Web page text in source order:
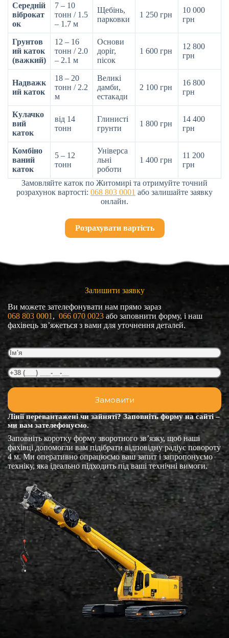
Середній
віброкат
ок
7 – 10
тонн / 1.5
– 1.7 м
Щебінь,
парковки
1 250 грн
10 000
грн
Грунтов
ий каток
(важкий)
12 – 16
тонн / 2.0
– 2.1 м
Основи
доріг,
пісок
1 600 грн
12 800
грн
Надважк
ий каток
18 – 20
тонн / 2.2
м
Великі
дамби,
естакади
2 100 грн
16 800
грн
Кулачко
вий
каток
від 14
тонн
Глинисті
грунти
1 800 грн
14 400
грн
Комбіно
ваний
каток
5 – 12
тонн
Універса
льні
роботи
1 400 грн
11 200
грн
Замовляйте каток по Житомирі та отримуйте точний
розрахунок вартості: 068 803 0001 або залишайте заявку
онлайн.
Розрахувати вартість
Залишити заявку
Ви можете зателефонувати нам прямо зараз
068 803 0001 , 066 070 0023 або заповнити форму, і наш
фахівець зв’яжеться з вами для уточнення деталей.
Лінії перевантажені чи зайняті? Заповніть форму на сайті –
ми вам зателефонуємо.
Заповніть коротку форму зворотного зв’язку, щоб наші
фахівці допомогли вам підібрати відповідну радіус повороту
4 м. Ми оперативно опрацюємо ваш запит і запропонуємо
техніку, яка ідеально підходить під ваші технічні вимоги.